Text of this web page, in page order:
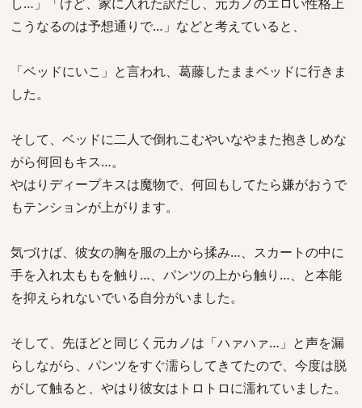
こうなるのは予想通りで…」などと考えていると、
「ベッドにいこ」と言われ、葛藤したままベッドに行きま
した。
そして、ベッドに二人で倒れこむやいなやまた抱きしめな
がら何回もキス…。
やはりディープキスは魔物で、何回もしてたら嫌がおうで
もテンションが上がります。
気づけば、彼女の胸を服の上から揉み…、スカートの中に
手を入れ太ももを触り…、パンツの上から触り…、と本能
を抑えられないでいる自分がいました。
そして、先ほどと同じく元カノは「ハァハァ…」と声を漏
らしながら、パンツをすぐ濡らしてきてたので、今度は脱
がして触ると、やはり彼女はトロトロに濡れていました。